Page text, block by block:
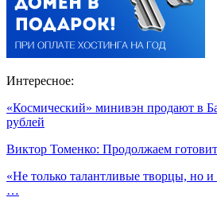
Интересное:
«Космический» минивэн продают в
рублей
Виктор Томенко: Продолжаем
«Не только талантливые творцы, но и
…